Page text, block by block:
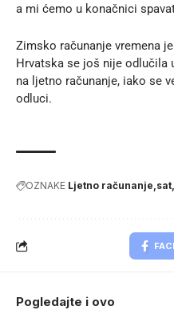
a mi ćemo u konačnici
Zimsko računanje vremena
Hrvatska se još nije odlučila
na ljetno računanje, iako se
odluci.
OZNAKE Ljetno računanje sat
Pogledajte i ovo